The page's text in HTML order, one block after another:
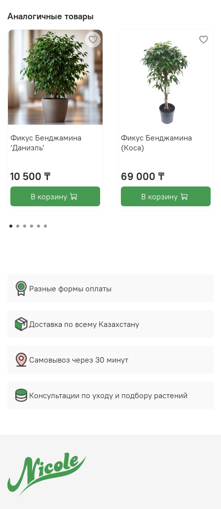
Аналогичные товары
Фикус Бенджамина
‘Даниэль’
10 500 ₸
В корзину
Фикус Бенджамина
(Коса)
69 000 ₸
В корзину
Разные формы оплаты
Доставка по всему Казахстану
Самовывоз через 30 минут
Консультации по уходу и подбору растений